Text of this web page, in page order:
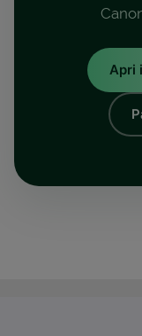
Apri